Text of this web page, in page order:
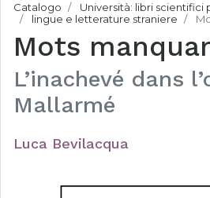
Catalogo
Università: libri
lingue e letterature straniere
Mots
L’inachevé dans
Mallarmé
Luca Bevilacqua